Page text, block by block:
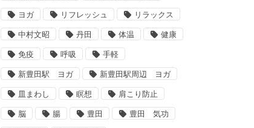
ヨガ リフレッシュ リラックス
中村文昭 丹田 体温 健康
免疫 呼吸 手軽
新豊田駅 ヨガ 新豊田駅周辺 ヨガ
皿まわし 瞑想 肩こり防止
脳 腸 豊田 豊田 気功